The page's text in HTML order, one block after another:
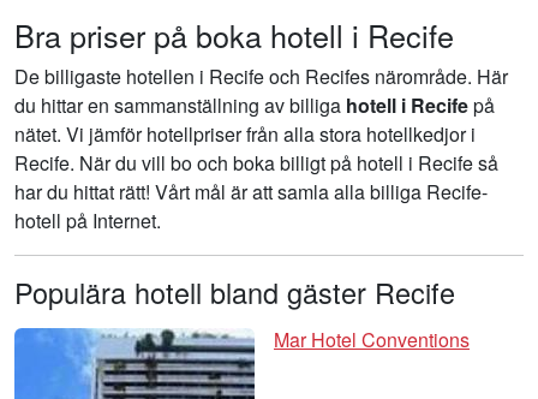
Bra priser på boka hotell i Recife
De billigaste hotellen i Recife och Recifes närområde. Här
du hittar en sammanställning av billiga hotell i Recifepå
nätet. Vi jämför hotellpriser från alla stora hotellkedjor i
Recife. När du vill bo och boka billigt på hotell i Recife så
har du hittat rätt! Vårt mål är att samla alla billiga Recife-
hotell på Internet.
Populära hotell bland gäster Recife
Mar Hotel Conventions